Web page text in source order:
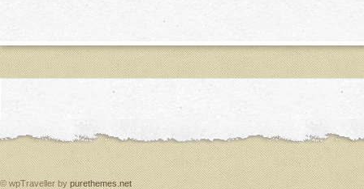
© wpTraveller bypurethemes.net